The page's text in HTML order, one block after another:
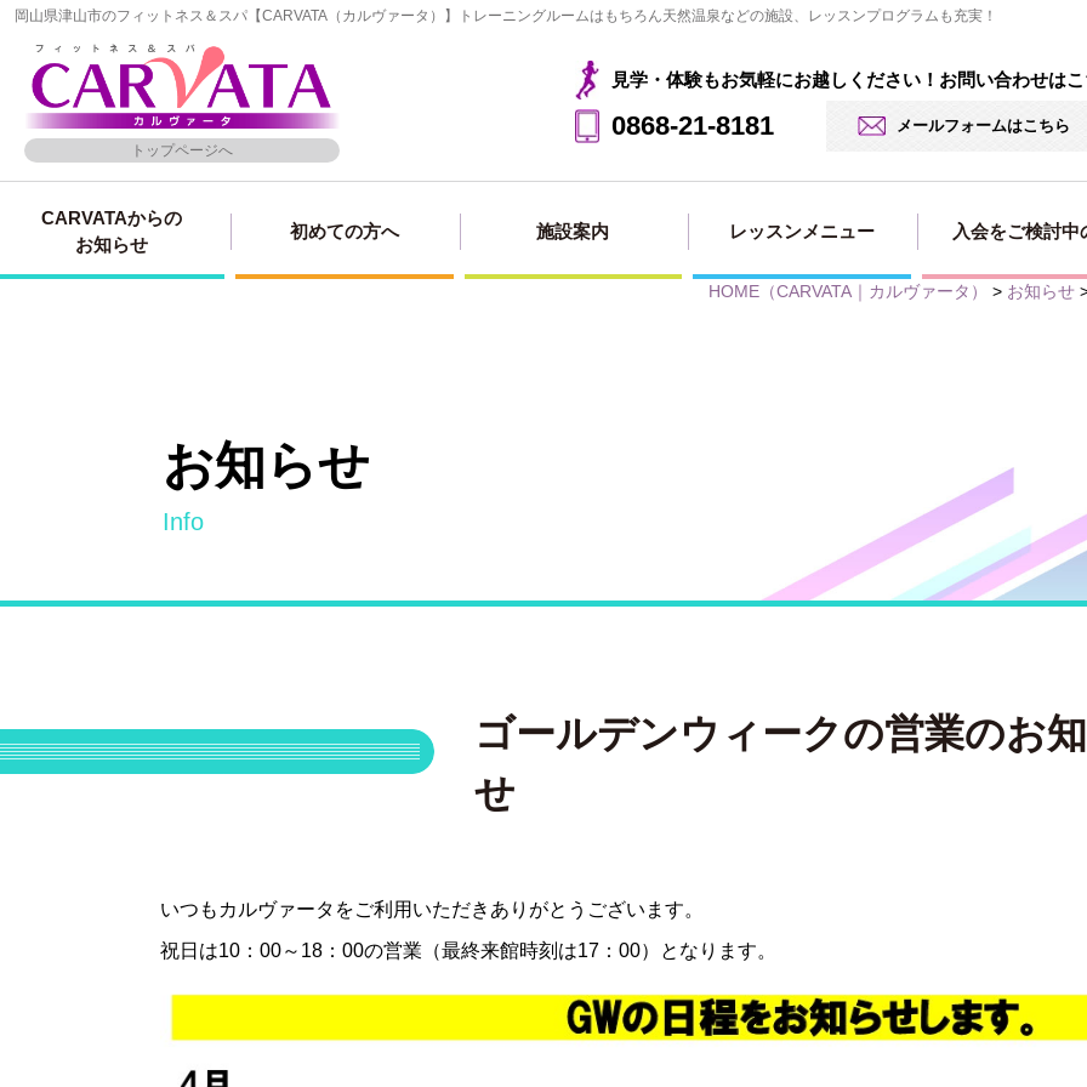
岡山県津山市のフィットネス＆スパ【CARVATA（カルヴァータ）】トレーニングルームはもちろん天然温泉などの施設、レッスンプログラムも充実！
トップページへ
見学・体験もお気軽にお越しください！お問い合わせは
0868-21-8181 メールフォームはこちら
CARVATAからの
お知らせ
初めての方へ 施設案内 レッスンメニュー 入会をご検討中
HOME （CARVATA｜カルヴァータ） > お知らせ
お知らせ
info
ゴールデンウィークの営業のお
せ
いつもカルヴァータをご利用いただきありがとうございます。
祝日は10：00～18：00の営業（最終来館時刻は17：00）となります。